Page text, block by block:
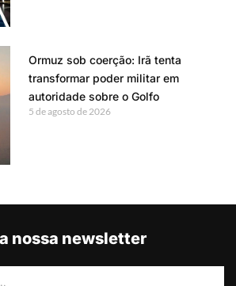
Ormuz sob coerção: Irã tenta
transformar poder militar em
autoridade sobre o Golfo
5 de agosto de 2026
nossa newsletter